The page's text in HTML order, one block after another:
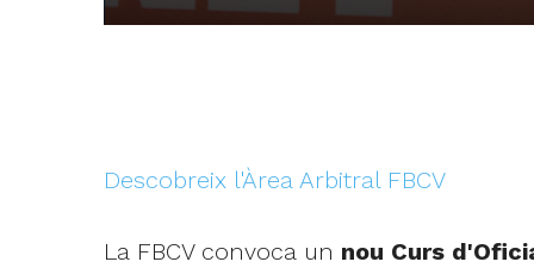
Descobreix l'Àrea Arbitral FBCV
La FBCV convoca un nou Curs